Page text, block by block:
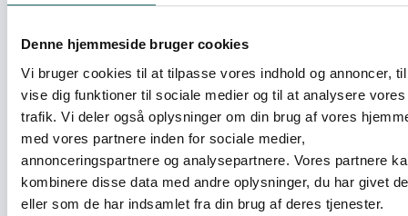
Denne hjemmeside bruger cookies
Vi bruger cookies til at tilpasse vores indhold og annoncer,
vise dig funktioner til sociale medier og til at analysere vores
trafik. Vi deler også oplysninger om din brug af vores
med vores partnere inden for sociale medier,
annonceringspartnere og analysepartnere. Vores partnere
kombinere disse data med andre oplysninger, du har givet
eller som de har indsamlet fra din brug af deres tjenester.
samarbejdet med vores sydpartner HAVOYOCO samt
Partnerskabsprojektet fokuserer på følgende konkrete
målsætninger for at opfylde ovenstående formål:1) SDO
og HAVOYOCO har via projektet styrket deres
handlingskapacitet til at kunne analysere den lokale
kontekst i Somaliland samt identificere og ikke mindst
prioritere fremtidige indsatsområder og projekter, der
bidrager til civilsamfundets aktive deltagelse og